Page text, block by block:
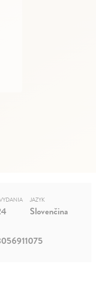
JAZYK
Slovenčina